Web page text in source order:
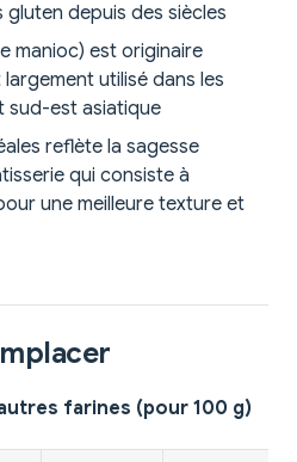
gluten depuis des siècles
manioc) est originaire
utilisé dans les
sud-est asiatique
reflète la sagesse
qui consiste à
une meilleure texture et
farines (pour 100 g)